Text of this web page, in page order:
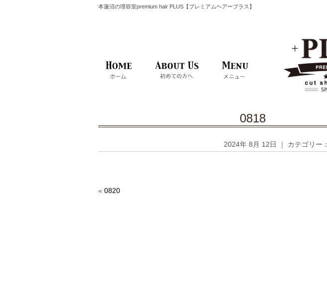
本蓮沼の理容室premium hair PLUS【プレミアムヘアープラス】
0818
2024年 8月 12日 ｜ カテゴリー：
« 0820